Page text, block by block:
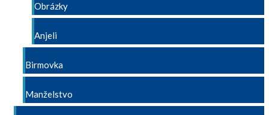
Obrázky
Anjeli
Birmovka
Manželstvo